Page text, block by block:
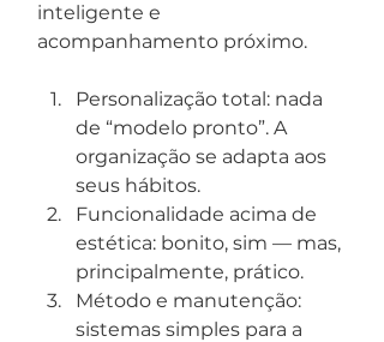
inteligente e
acompanhamento próximo.
Personalização total: nada
de “modelo pronto”. A
organização se adapta aos
seus hábitos.
Funcionalidade acima de
estética: bonito, sim — mas,
principalmente, prático.
Método e manutenção:
sistemas simples para a